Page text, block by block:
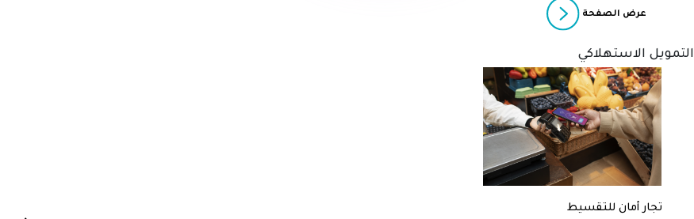
عرض الصفحة
التمويل الاستهلاكي
تجار أمان للتقسيط